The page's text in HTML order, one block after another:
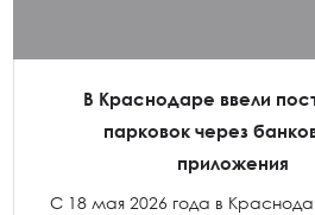
В Краснодаре ввели
парковок через
приложения
С 18 мая 2026 года в